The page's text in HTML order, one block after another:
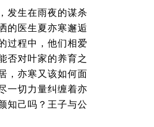
发生在雨夜的谋杀
的医生夏亦寒邂逅
过程中，他们相爱
否对叶家的养育之
，亦寒又该如何面
一切力量纠缠着亦
知己吗？王子与公